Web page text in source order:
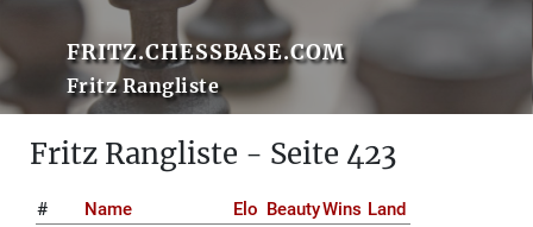
FRITZ.CHESSBASE.COM
Fritz Rangliste
Fritz Rangliste - Seite 423
# Name Elo BeautyWins Land